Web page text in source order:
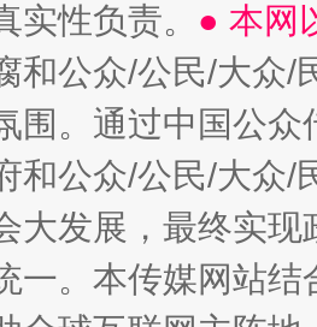
实性负责。 ● 本网
和公众/公民/大众
围。通过中国公
和公众/公民/大众
大发展，最终实
一。本传媒网站